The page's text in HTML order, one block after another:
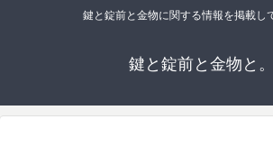
鍵と錠前と金物に関する情報を掲載し
鍵と錠前と金物と。